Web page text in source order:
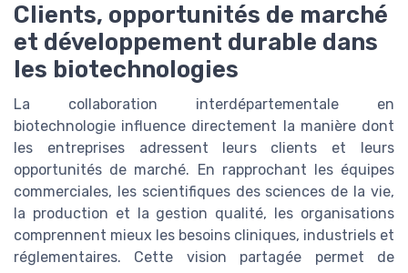
Clients, opportunités de marché
et développement durable dans
les biotechnologies
La collaboration interdépartementale en
biotechnologie influence directement la manière dont
les entreprises adressent leurs clients et leurs
opportunités de marché. En rapprochant les équipes
commerciales, les scientifiques des sciences de la vie,
la production et la gestion qualité, les organisations
comprennent mieux les besoins cliniques, industriels et
réglementaires. Cette vision partagée permet de